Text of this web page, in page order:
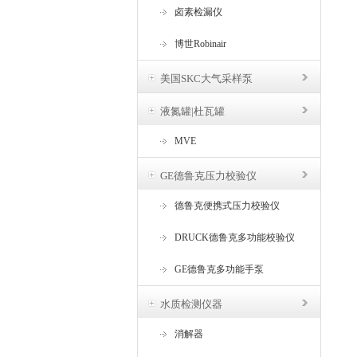
卤素检漏仪
博世Robinair
美国SKC大气采样泵
液氮罐|杜瓦罐
MVE
GE德鲁克压力校验仪
德鲁克便携式压力校验仪
DRUCK德鲁克多功能校验仪
GE德鲁克多功能手泵
水质检测仪器
消解器